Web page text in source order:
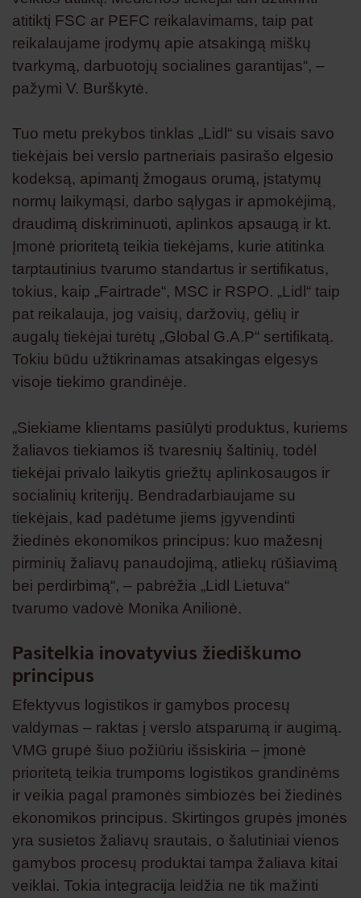
atitiktį FSC ar PEFC reikalavimams, taip pat
reikalaujame įrodymų apie atsakingą miškų
tvarkymą, darbuotojų socialines garantijas“, –
pažymi V. Burškytė.
Tuo metu prekybos tinklas „Lidl“ su visais savo
tiekėjais bei verslo partneriais pasirašo elgesio
kodeksą, apimantį žmogaus orumą, įstatymų
normų laikymąsi, darbo sąlygas ir apmokėjimą,
draudimą diskriminuoti, aplinkos apsaugą ir kt.
Įmonė prioritetą teikia tiekėjams, kurie atitinka
tarptautinius tvarumo standartus ir sertifikatus,
tokius, kaip „Fairtrade“, MSC ir RSPO. „Lidl“ taip
pat reikalauja, jog vaisių, daržovių, gėlių ir
augalų tiekėjai turėtų „Global G.A.P“ sertifikatą.
Tokiu būdu užtikrinamas atsakingas elgesys
visoje tiekimo grandinėje.
„Siekiame klientams pasiūlyti produktus, kuriems
žaliavos tiekiamos iš tvaresnių šaltinių, todėl
tiekėjai privalo laikytis griežtų aplinkosaugos ir
socialinių kriterijų. Bendradarbiaujame su
tiekėjais, kad padėtume jiems įgyvendinti
žiedinės ekonomikos principus: kuo mažesnį
pirminių žaliavų panaudojimą, atliekų rūšiavimą
bei perdirbimą“, – pabrėžia „Lidl Lietuva“
tvarumo vadovė Monika Anilionė.
Pasitelkia inovatyvius žiediškumo
principus
Efektyvus logistikos ir gamybos procesų
valdymas – raktas į verslo atsparumą ir augimą.
VMG grupė šiuo požiūriu išsiskiria – įmonė
prioritetą teikia trumpoms logistikos grandinėms
ir veikia pagal pramonės simbiozės bei žiedinės
ekonomikos principus. Skirtingos grupės įmonės
yra susietos žaliavų srautais, o šalutiniai vienos
gamybos procesų produktai tampa žaliava kitai
veiklai. Tokia integracija leidžia ne tik mažinti